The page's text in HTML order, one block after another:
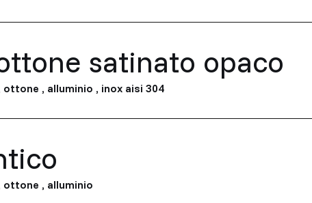
satinato opaco
ottone , alluminio , inox aisi 304
ottone , alluminio